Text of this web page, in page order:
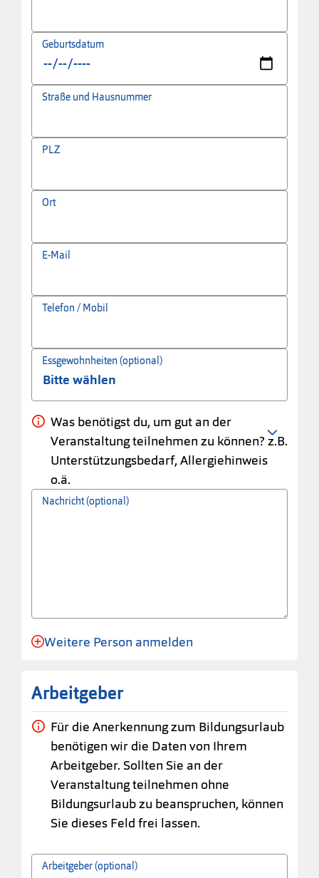
Geburtsdatum
Straße und Hausnummer
PLZ
Ort
E-Mail
Telefon / Mobil
Essgewohnheiten (optional)
Was benötigst du, um gut an der
Veranstaltung teilnehmen zu können? z.B.
Unterstützungsbedarf, Allergiehinweis
o.ä.
Nachricht (optional)
Anmeldung für eine Person angelegt.
Weitere Person anmelden
Arbeitgeber
Für die Anerkennung zum Bildungsurlaub
benötigen wir die Daten von Ihrem
Arbeitgeber. Sollten Sie an der
Veranstaltung teilnehmen ohne
Bildungsurlaub zu beanspruchen, können
Sie dieses Feld frei lassen.
Arbeitgeber (optional)